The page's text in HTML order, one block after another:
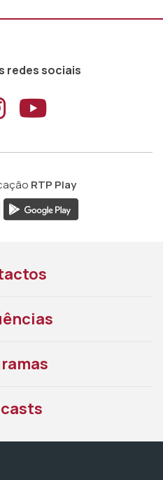
redes sociais
ao
Aceder ao
Aceder
RTP Play